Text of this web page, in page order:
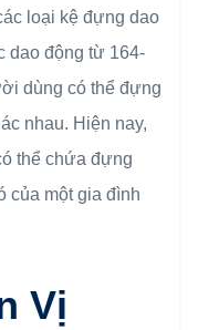
loại kệ đựng dao
dao động từ 164-
dùng có thể đựng
nhau. Hiện nay,
thể chứa đựng
của một gia đình
Vị